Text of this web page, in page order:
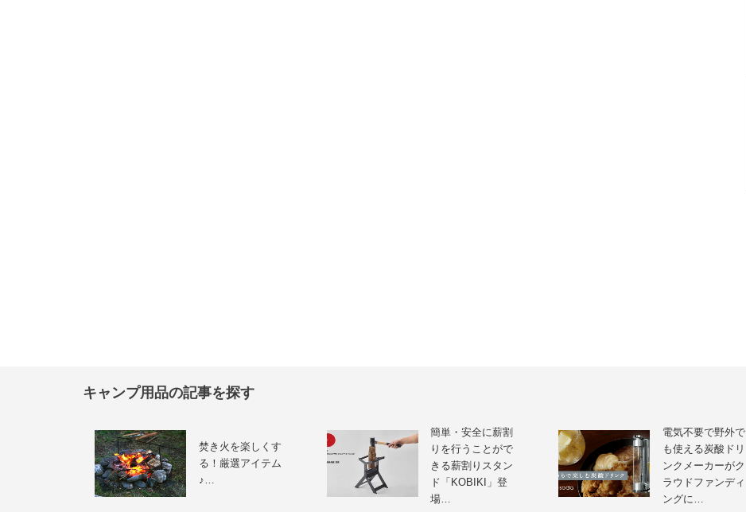
キャンプ用品の記事を探す
焚き火を楽しくす
る！厳選アイテム
♪…
簡単・安全に薪割
りを行うことがで
きる薪割りスタン
ド「KOBIKI」登
場…
電気不要で野外で
も使える炭酸ドリ
ンクメーカーがク
ラウドファンディ
ングに…